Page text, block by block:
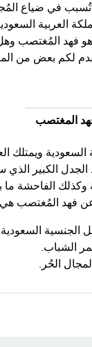
في ضياع
العربية
فهد المُغتصب
لكم بعض من
المغتصب
ويمتلك
الكبير
وكذلك الفاحشة
عن فهد المُغتصب
السعودية.
الشباب.
الحُر.